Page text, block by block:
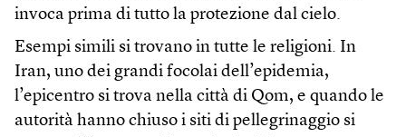
invoca prima di tutto la protezione dal cielo.
Esempi simili si trovano in tutte le religioni. In
Iran, uno dei grandi focolai dell’epidemia,
l’epicentro si trova nella città di Qom, e quando le
autorità hanno chiuso i siti di pellegrinaggio si